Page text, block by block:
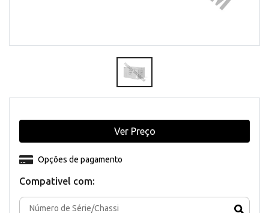
Compativel com:
Opções de pagamento
Ver Preço